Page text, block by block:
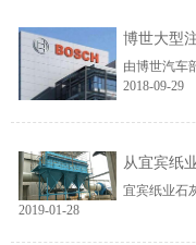
2018-09-29
2019-01-28